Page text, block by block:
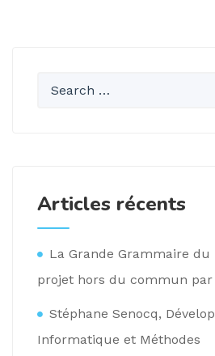
Articles récents
La Grande Grammaire du
projet hors du commun par
Stéphane Senocq,
Informatique et Méthodes